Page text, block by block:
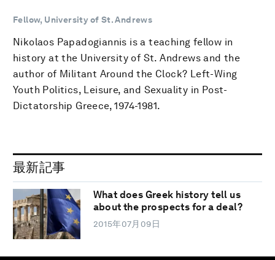
Fellow, University of St. Andrews
Nikolaos Papadogiannis is a teaching fellow in
history at the University of St. Andrews and the
author of Militant Around the Clock? Left-Wing
Youth Politics, Leisure, and Sexuality in Post-
Dictatorship Greece, 1974-1981.
最新記事
What does Greek history tell us
about the prospects for a deal?
2015年07月09日